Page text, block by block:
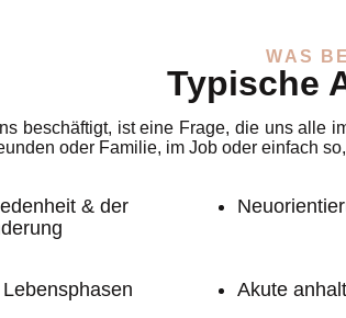
WAS
Typische
beschäftigt, ist eine Frage, die uns alle
oder Familie, im Job oder einfach
& der
Akute